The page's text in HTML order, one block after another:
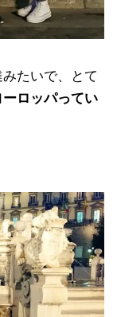
たいで、とて
ーロッパってい